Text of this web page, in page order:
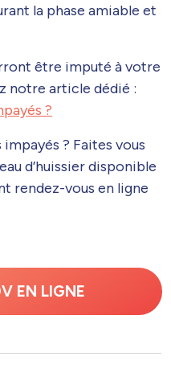
la phase amiable et
être imputé à votre
notre article dédié :
?
? Faites vous
d’huissier disponible
rendez-vous en ligne
EN LIGNE